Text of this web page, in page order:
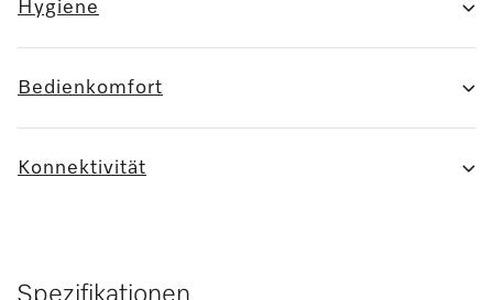
Hygiene
Bedienkomfort
Konnektivität
Spezifikationen